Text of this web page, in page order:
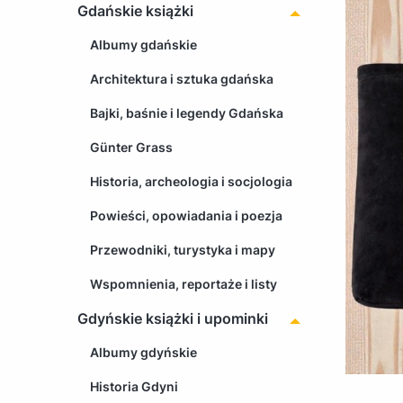
Gdańskie książki
Albumy gdańskie
Architektura i sztuka gdańska
Bajki, baśnie i legendy Gdańska
Günter Grass
Historia, archeologia i socjologia
Powieści, opowiadania i poezja
Przewodniki, turystyka i mapy
Wspomnienia, reportaże i listy
Gdyńskie książki i upominki
Albumy gdyńskie
Historia Gdyni